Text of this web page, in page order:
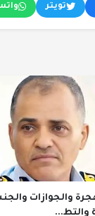
تويتر
والجوازات
والتط...